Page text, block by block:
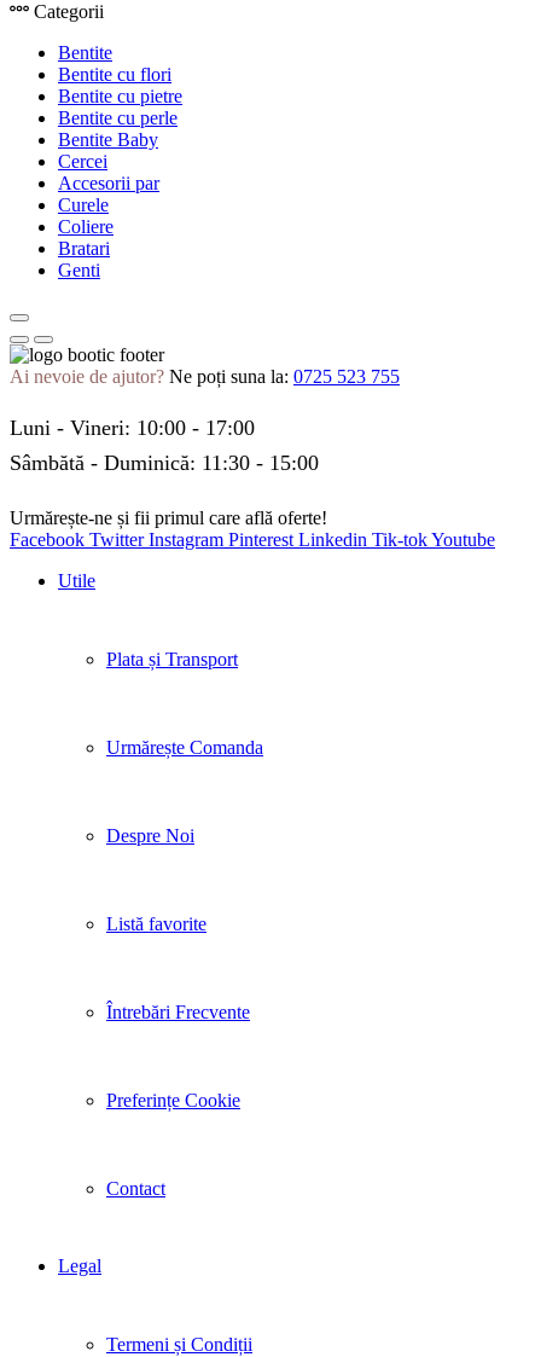
Categorii
Bentite
Bentite cu flori
Bentite cu pietre
Bentite cu perle
Bentite Baby
Cercei
Accesorii par
Curele
Coliere
Bratari
Genti
Ai nevoie de ajutor? Ne poți suna la: 0725 523 755
Luni - Vineri: 10:00 - 17:00
Sâmbătă - Duminică: 11:30 - 15:00
Urmărește-ne și fii primul care află oferte!
Facebook Twitter Instagram Pinterest Linkedin Tik-tokYoutube
Utile
Plata și Transport
Urmărește Comanda
Despre Noi
Listă favorite
Întrebări Frecvente
Preferințe Cookie
Contact
Legal
Termeni și Condiții